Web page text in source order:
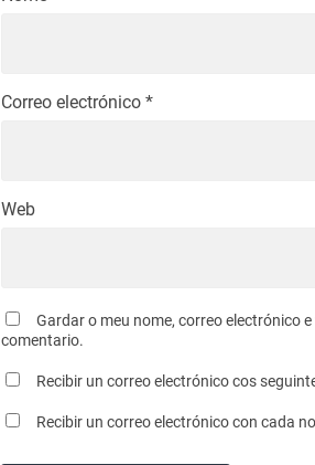
Correo electrónico *
Web
Gardar o meu nome, correo electrónico
comentario.
Recibir un correo electrónico cos
Recibir un correo electrónico con cada